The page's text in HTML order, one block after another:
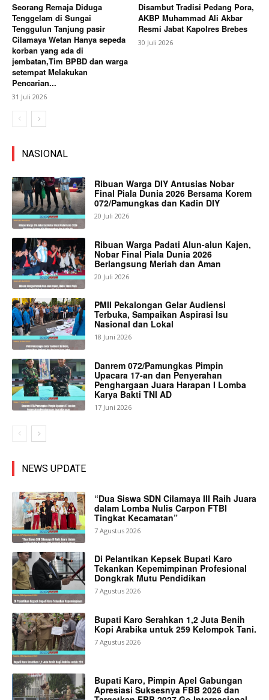
Seorang Remaja Diduga
Tenggelam di Sungai
Tenggulun Tanjung pasir
Cilamaya Wetan Hanya sepeda
korban yang ada di
jembatan,Tim BPBD dan warga
setempat Melakukan
Pencarian...
31 Juli 2026
Disambut Tradisi Pedang Pora,
AKBP Muhammad Ali Akbar
Resmi Jabat Kapolres Brebes
30 Juli 2026
NASIONAL
Ribuan Warga DIY Antusias Nobar
Final Piala Dunia 2026 Bersama Korem
072/Pamungkas dan Kadin DIY
20 Juli 2026
Ribuan Warga Padati Alun-alun Kajen,
Nobar Final Piala Dunia 2026
Berlangsung Meriah dan Aman
20 Juli 2026
PMII Pekalongan Gelar Audiensi
Terbuka, Sampaikan Aspirasi Isu
Nasional dan Lokal
18 Juni 2026
Danrem 072/Pamungkas Pimpin
Upacara 17-an dan Penyerahan
Penghargaan Juara Harapan I Lomba
Karya Bakti TNI AD
17 Juni 2026
NEWS UPDATE
“Dua Siswa SDN Cilamaya III Raih Juara
dalam Lomba Nulis Carpon FTBI
Tingkat Kecamatan”
7 Agustus 2026
Di Pelantikan Kepsek Bupati Karo
Tekankan Kepemimpinan Profesional
Dongkrak Mutu Pendidikan
7 Agustus 2026
Bupati Karo Serahkan 1,2 Juta Benih
Kopi Arabika untuk 259 Kelompok Tani.
7 Agustus 2026
Bupati Karo, Pimpin Apel Gabungan
Apresiasi Suksesnya FBB 2026 dan